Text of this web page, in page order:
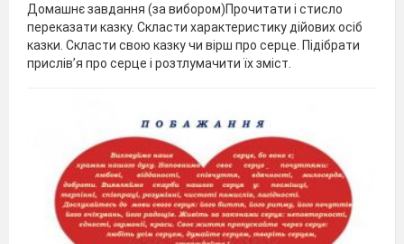
Домашнє завдання (за вибором)Прочитати і стисло
переказати казку. Скласти характеристику дійових осіб
казки. Скласти свою казку чи вірш про серце. Підібрати
прислів’я про серце і розтлумачити їх зміст.